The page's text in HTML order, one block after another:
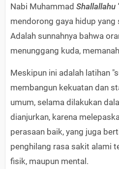
Nabi Muhammad Shallallahu
mendorong gaya hidup yang
Adalah sunnahnya bahwa
menunggang kuda,
Meskipun ini adalah latihan
membangun kekuatan dan
umum, selama dilakukan
dianjurkan, karena
perasaan baik, yang juga
penghilang rasa sakit alami
fisik, maupun mental.